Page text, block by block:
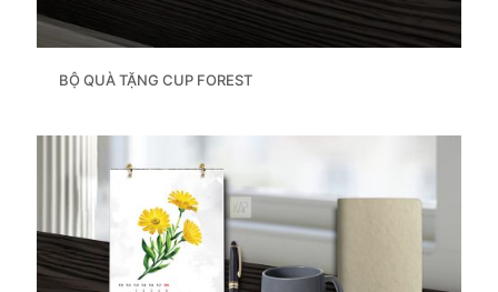
BỘ QUÀ TẶNG CUP FOREST